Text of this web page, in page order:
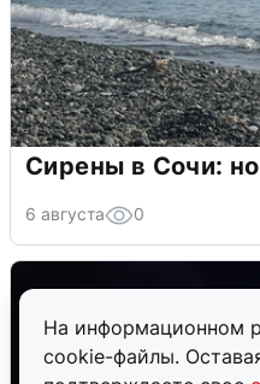
На информационном
cookie-файлы.
Сирены в Сочи:
6 августа 0